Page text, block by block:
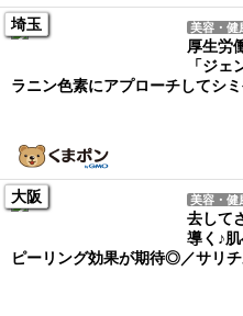
埼玉
美容・健
厚生労
「ジ
ラニン色素にアプローチしてシ
大阪
美容・健
去して
導く♪
ピーリング効果が期待◎／サリ